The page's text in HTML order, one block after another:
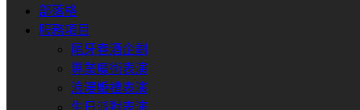
部落格
服務項目
尾牙春酒企劃
專業魔術表演
浪漫婚禮表演